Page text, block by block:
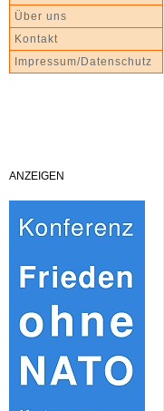
Über uns
Kontakt
Impressum/Datenschutz
ANZEIGEN